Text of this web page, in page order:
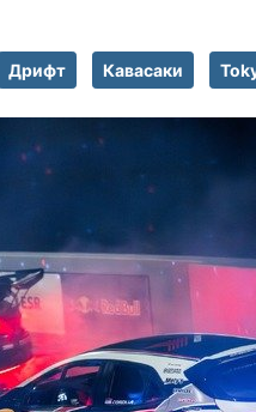
Дрифт Кавасаки